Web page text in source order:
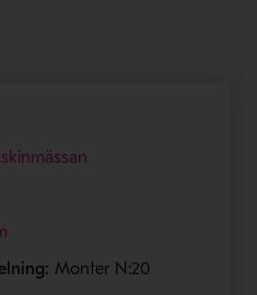
- Öppnas i nytt
- Öppnas i nytt fönster
Monter N:20